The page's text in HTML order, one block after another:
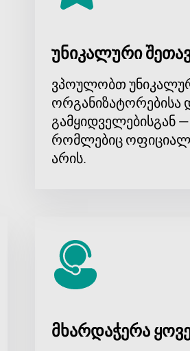
უნიკალური
ვპოულობთ უნიკალურ
ორგანიზატორებისა
გამყიდველებისგან
რომლებიც
არის.
მხარდაჭერა